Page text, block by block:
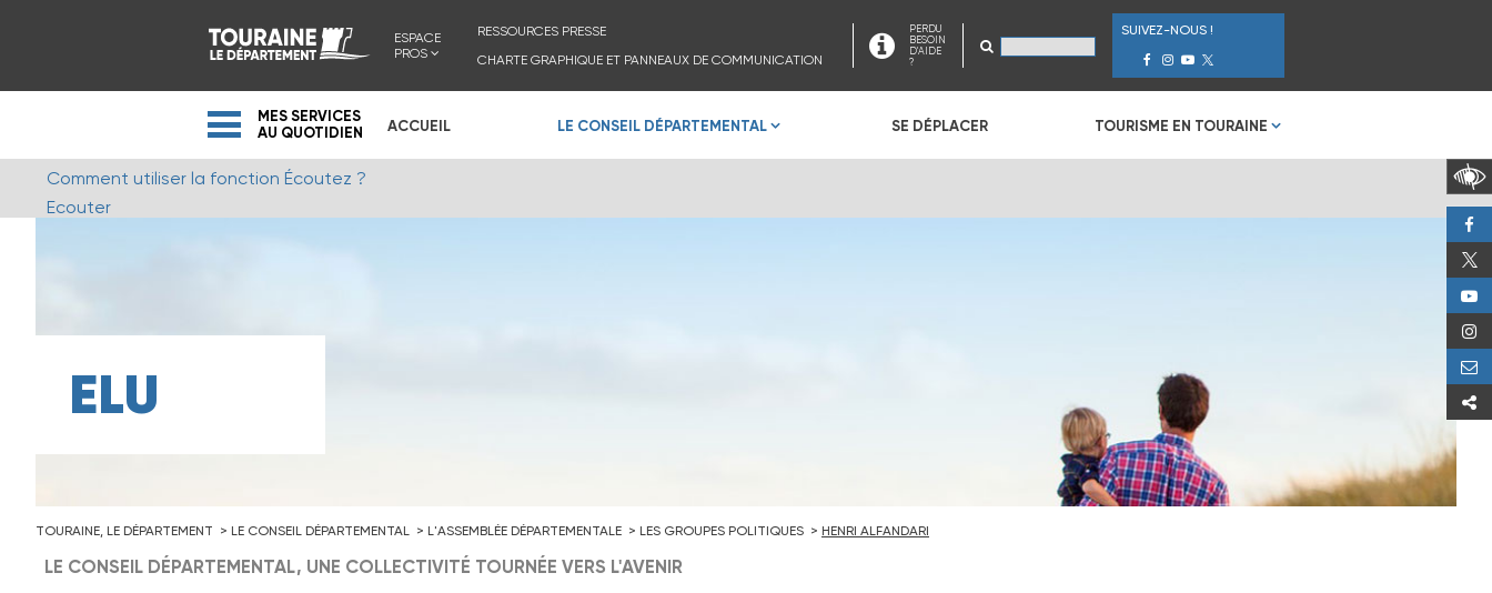
ESPACE
PROS
RESSOURCES PRESSE
CHARTE GRAPHIQUE ET PANNEAUX DE COMMUNICATION
PERDU
BESOIN
D'AIDE
?
SUIVEZ-NOUS !
MES SERVICES
AU QUOTIDIEN
ACCUEIL LE CONSEIL DÉPARTEMENTAL SE DÉPLACER TOURISME EN TOURAINE
Comment utiliser la fonction Écoutez ?
Ecouter
ELU
TOURAINE, LE DÉPARTEMENT LE CONSEIL DÉPARTEMENTAL L'ASSEMBLÉE DÉPARTEMENTALE LES GROUPES POLITIQUES HENRI ALFANDARI
LE CONSEIL DÉPARTEMENTAL, UNE COLLECTIVITÉ TOURNÉE VERS L'AVENIR